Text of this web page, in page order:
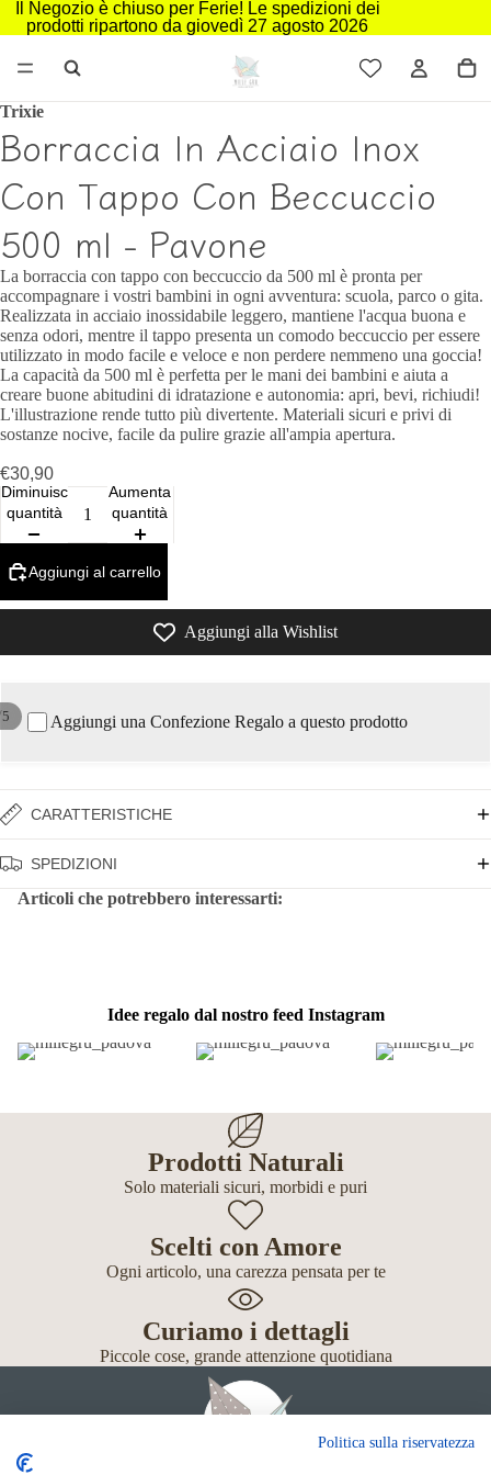
Il Negozio è chiuso per Ferie! Le spedizioni dei
prodotti ripartono da giovedì 27 agosto 2026
5
Trixie
Borraccia In Acciaio Inox
Con Tappo Con Beccuccio
500 ml - Pavone
La borraccia con tappo con beccuccio da 500 ml è pronta per
accompagnare i vostri bambini in ogni avventura: scuola, parco o gita.
Realizzata in acciaio inossidabile leggero, mantiene l'acqua buona e
senza odori, mentre il tappo presenta un comodo beccuccio per essere
utilizzato in modo facile e veloce e non perdere nemmeno una goccia!
La capacità da 500 ml è perfetta per le mani dei bambini e aiuta a
creare buone abitudini di idratazione e autonomia: apri, bevi, richiudi!
L'illustrazione rende tutto più divertente. Materiali sicuri e privi di
sostanze nocive, facile da pulire grazie all'ampia apertura.
€30,90
Diminuisci
quantità
Aumenta
quantità
Aggiungi al carrello
Aggiungi alla Wishlist
Aggiungi una Confezione Regalo a questo prodotto
CARATTERISTICHE
SPEDIZIONI
Articoli che potrebbero interessarti:
Idee regalo dal nostro feed Instagram
Prodotti Naturali
Solo materiali sicuri, morbidi e puri
Scelti con Amore
Ogni articolo, una carezza pensata per te
Curiamo i dettagli
Piccole cose, grande attenzione quotidiana
Politica sulla riservatezza